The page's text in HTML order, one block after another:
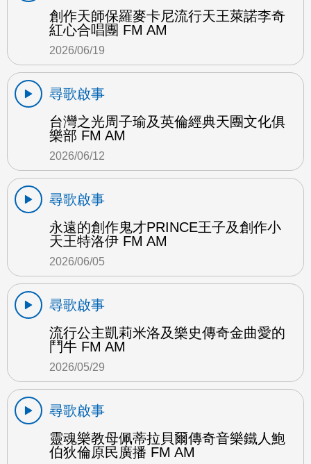
創作天師保羅麥卡尼流行天王萊諾李奇
紅心合唱團 FM AM
2026/06/19
尋歌啟事
台灣之光周子瑜及英倫經典天團文化俱
樂部 FM AM
2026/06/12
尋歌啟事
永遠的創作鬼才PRINCE王子及創作小
天王特洛伊 FM AM
2026/06/05
尋歌啟事
流行公主凱莉米洛及樂史傳奇金曲愛的
鬥牛 FM AM
2026/05/29
尋歌啟事
靈魂樂教母佩蒂拉貝爾傳奇音樂鐵人鮑
伯狄倫原民廣播 FM AM